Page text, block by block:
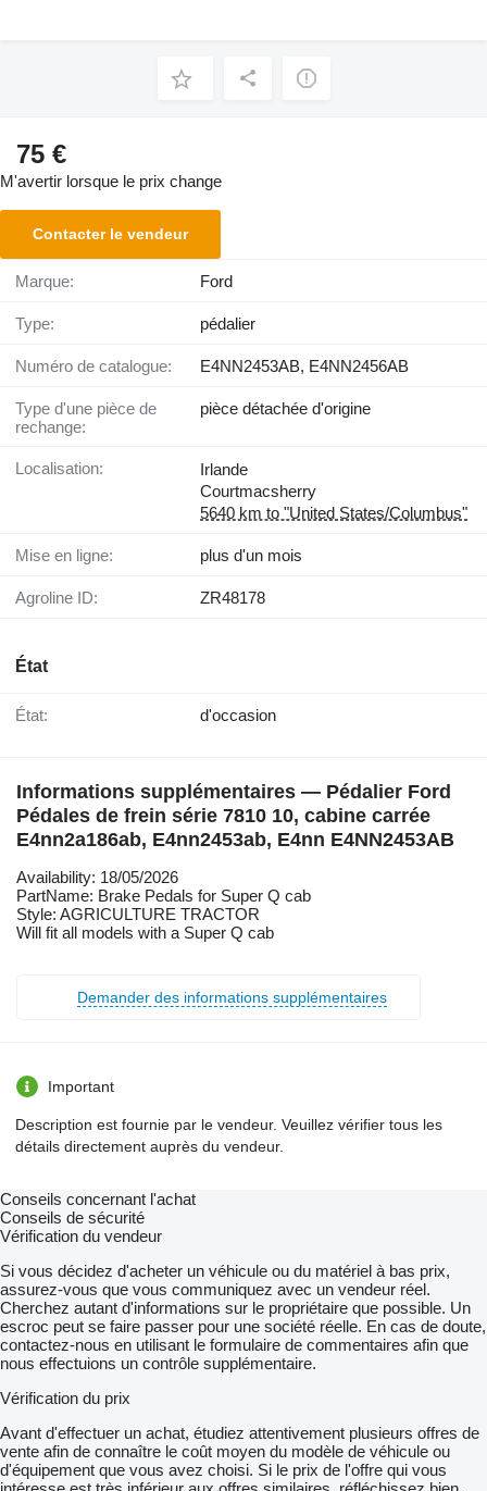
75 €
M'avertir lorsque le prix change
Contacter le vendeur
Marque: Ford
Type: pédalier
Numéro de catalogue: E4NN2453AB, E4NN2456AB
Type d'une pièce de
rechange:
pièce détachée d'origine
Localisation:
Irlande
Courtmacsherry
5640 km to "United States/Columbus"
Mise en ligne: plus d'un mois
Agroline ID: ZR48178
État
État: d'occasion
Informations supplémentaires — Pédalier Ford
Pédales de frein série 7810 10, cabine carrée
E4nn2a186ab, E4nn2453ab, E4nn E4NN2453AB
Availability: 18/05/2026
PartName: Brake Pedals for Super Q cab
Style: AGRICULTURE TRACTOR
Will fit all models with a Super Q cab
Demander des informations supplémentaires
Important
Description est fournie par le vendeur. Veuillez vérifier tous les
détails directement auprès du vendeur.
Conseils concernant l'achat
Conseils de sécurité
Vérification du vendeur
Si vous décidez d'acheter un véhicule ou du matériel à bas prix,
assurez-vous que vous communiquez avec un vendeur réel.
Cherchez autant d'informations sur le propriétaire que possible. Un
escroc peut se faire passer pour une société réelle. En cas de doute,
contactez-nous en utilisant le formulaire de commentaires afin que
nous effectuions un contrôle supplémentaire.
Vérification du prix
Avant d'effectuer un achat, étudiez attentivement plusieurs offres de
vente afin de connaître le coût moyen du modèle de véhicule ou
d'équipement que vous avez choisi. Si le prix de l'offre qui vous